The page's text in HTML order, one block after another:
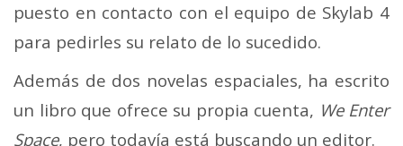
puesto en contacto con el equipo de Skylab 4
para pedirles su relato de lo sucedido.
Además de dos novelas espaciales, ha escrito
un libro que ofrece su propia cuenta, We Enter
Space, pero todavía está buscando un editor.